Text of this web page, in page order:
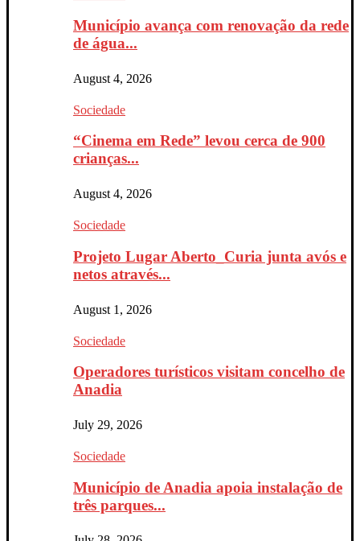
Município avança com renovação da rede
de água...
August 4, 2026
Sociedade
“Cinema em Rede” levou cerca de 900
crianças...
August 4, 2026
Sociedade
Projeto Lugar Aberto_Curia junta avós e
netos através...
August 1, 2026
Sociedade
Operadores turísticos visitam concelho de
Anadia
July 29, 2026
Sociedade
Município de Anadia apoia instalação de
três parques...